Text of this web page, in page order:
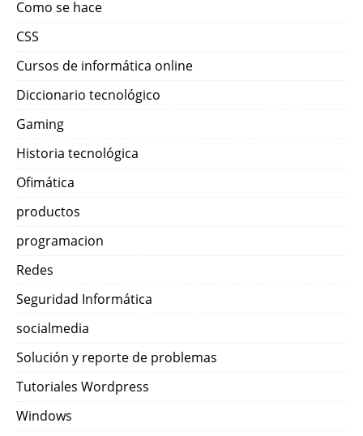
Como se hace
CSS
Cursos de informática online
Diccionario tecnológico
Gaming
Historia tecnológica
Ofimática
productos
programacion
Redes
Seguridad Informática
socialmedia
Solución y reporte de problemas
Tutoriales Wordpress
Windows